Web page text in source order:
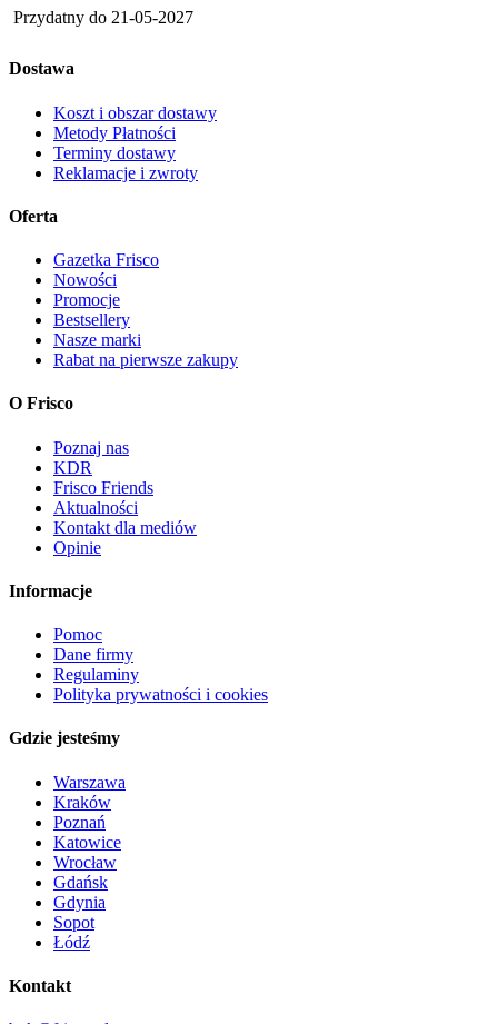
Przydatny do 21-05-2027
Dostawa
Koszt i obszar dostawy
Metody Płatności
Terminy dostawy
Reklamacje i zwroty
Oferta
Gazetka Frisco
Nowości
Promocje
Bestsellery
Nasze marki
Rabat na pierwsze zakupy
O Frisco
Poznaj nas
KDR
Frisco Friends
Aktualności
Kontakt dla mediów
Opinie
Informacje
Pomoc
Dane firmy
Regulaminy
Polityka prywatności i cookies
Gdzie jesteśmy
Warszawa
Kraków
Poznań
Katowice
Wrocław
Gdańsk
Gdynia
Sopot
Łódź
Kontakt